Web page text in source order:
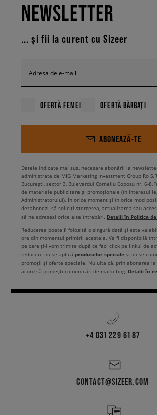
NEWSLETTER
... și fii la curent cu Sizeer
Adresa de e-mail
OFERTĂ FEMEI OFERTĂ BĂRBAȚI
ABONEAZĂ-TE
Datele indicate mai sus, necesare abonării la
administrate de MIG Marketing Investment Group Ro
București, sector 3, Bulevardul Corneliu Coposu nr. 6-
de materiale publicitare și promoționale (în interesul
Administratorului). În orice moment și în orice mod
dezabonezi, să soliciți ștergerea, actualizarea sau
să ne adresezi orice alte întrebări. Detalii în Politica
Reducerea poate fi folosită o singură dată și este
ore din momentul primirii acesteia. Va fi disponibilă
pe care ți-l vom trimite după ce faci click pe linkul de
reducere nu se aplică produselor speciale și nu se
promoții și oferte speciale. Nu uita că, prin abonarea
acord să primești comunicări de marketing. Detalii în
+4 031 229 61 87
CONTACT@SIZEER.COM